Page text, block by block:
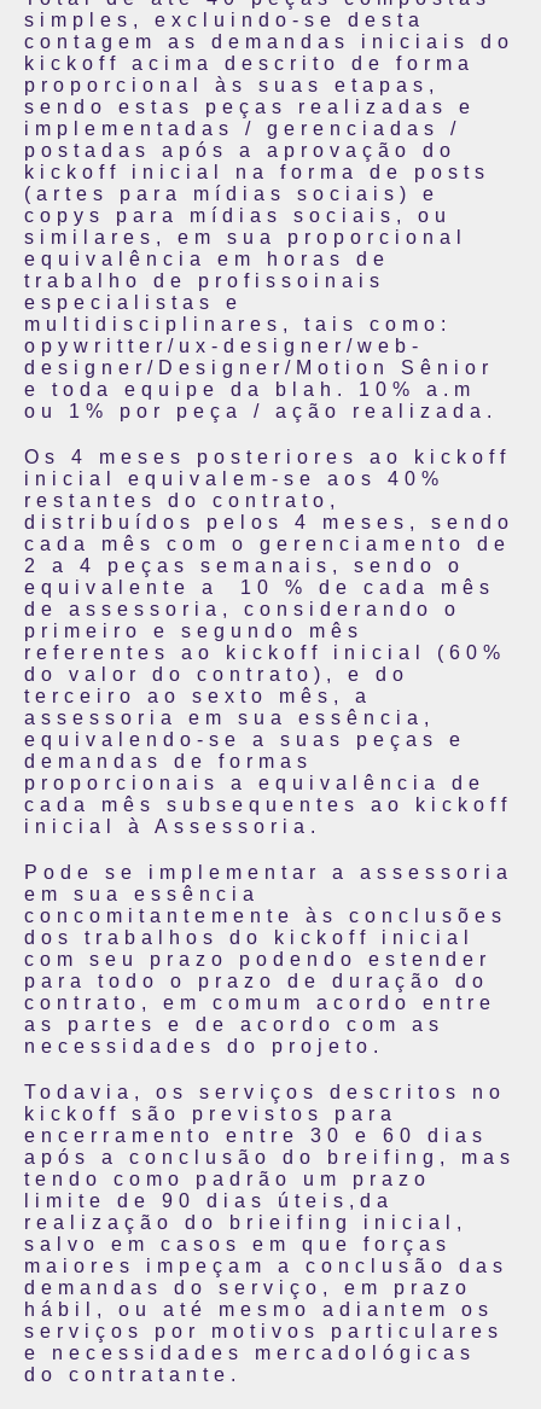
simples, excluindo-se desta
contagem as demandas iniciais do
kickoff acima descrito de forma
proporcional às suas etapas,
sendo estas peças realizadas e
implementadas / gerenciadas /
postadas após a aprovação do
kickoff inicial na forma de posts
(artes para mídias sociais) e
copys para mídias sociais, ou
similares, em sua proporcional
equivalência em horas de
trabalho de profissoinais
especialistas e
multidisciplinares, tais como:
opywritter/ux-designer/web-
designer/Designer/Motion Sênior
e toda equipe da blah. 10% a.m
ou 1% por peça / ação realizada.
Os 4 meses posteriores ao kickoff
inicial equivalem-se aos 40%
restantes do contrato,
distribuídos pelos 4 meses, sendo
cada mês com o gerenciamento de
2 a 4 peças semanais, sendo o
equivalente a 10 % de cada mês
de assessoria, considerando o
primeiro e segundo mês
referentes ao kickoff inicial (60%
do valor do contrato), e do
terceiro ao sexto mês, a
assessoria em sua essência,
equivalendo-se a suas peças e
demandas de formas
proporcionais a equivalência de
cada mês subsequentes ao kickoff
inicial à Assessoria.
Pode se implementar a assessoria
em sua essência
concomitantemente às conclusões
dos trabalhos do kickoff inicial
com seu prazo podendo estender
para todo o prazo de duração do
contrato, em comum acordo entre
as partes e de acordo com as
necessidades do projeto.
Todavia, os serviços descritos no
kickoff são previstos para
encerramento entre 30 e 60 dias
após a conclusão do breifing, mas
tendo como padrão um prazo
limite de 90 dias úteis,da
realização do brieifing inicial,
salvo em casos em que forças
maiores impeçam a conclusão das
demandas do serviço, em prazo
hábil, ou até mesmo adiantem os
serviços por motivos particulares
e necessidades mercadológicas
do contratante.